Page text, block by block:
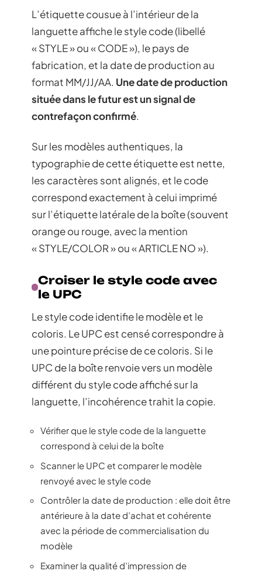
L’étiquette cousue à l’intérieur de la
languette affiche le style code (libellé
« STYLE » ou « CODE »), le pays de
fabrication, et la date de production au
format MM/JJ/AA. Une date de production
située dans le futur est un signal de
contrefaçon confirmé.
Sur les modèles authentiques, la
typographie de cette étiquette est nette,
les caractères sont alignés, et le code
correspond exactement à celui imprimé
sur l’étiquette latérale de la boîte (souvent
orange ou rouge, avec la mention
« STYLE/COLOR » ou « ARTICLE NO »).
Croiser le style code avec
le UPC
Le style code identifie le modèle et le
coloris. Le UPC est censé correspondre à
une pointure précise de ce coloris. Si le
UPC de la boîte renvoie vers un modèle
différent du style code affiché sur la
languette, l’incohérence trahit la copie.
Vérifier que le style code de la languette
correspond à celui de la boîte
Scanner le UPC et comparer le modèle
renvoyé avec le style code
Contrôler la date de production : elle doit être
antérieure à la date d’achat et cohérente
avec la période de commercialisation du
modèle
Examiner la qualité d’impression de